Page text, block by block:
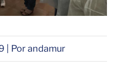
| Por andamur